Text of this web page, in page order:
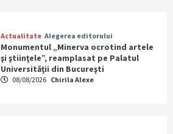
Actualitate Alegerea editorului
Monumentul „Minerva ocrotind artele
şi ştiinţele”, reamplasat pe Palatul
Universităţii din Bucureşti
08/08/2026 Chirila Alexe